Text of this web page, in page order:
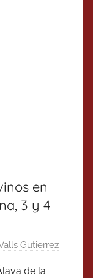
en
3 y 4
Gutierrez
de la